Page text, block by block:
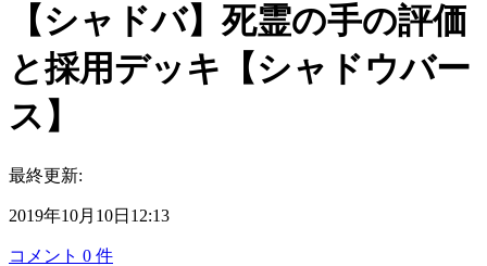
【シャドバ】死霊の手の評価
と採用デッキ【シャドウバー
ス】
最終更新:
2019年10月10日12:13
コメント 0 件